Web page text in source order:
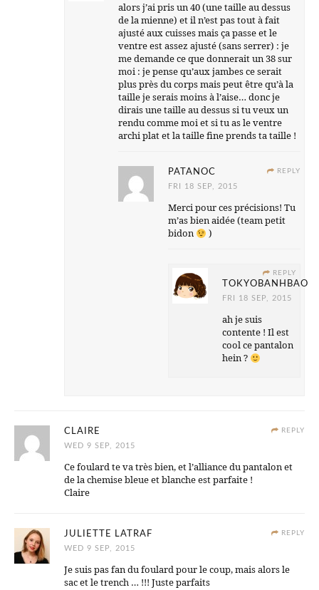
alors j’ai pris un 40 (une taille au dessus
de la mienne) et il n’est pas tout à fait
ajusté aux cuisses mais ça passe et le
ventre est assez ajusté (sans serrer) : je
me demande ce que donnerait un 38 sur
moi : je pense qu’aux jambes ce serait
plus près du corps mais peut être qu’à la
taille je serais moins à l’aise… donc je
dirais une taille au dessus si tu veux un
rendu comme moi et si tu as le ventre
archi plat et la taille fine prends ta taille !
REPLY
PATANOC
FRI 18 SEP, 2015
Merci pour ces précisions! Tu
m’as bien aidée (team petit
bidon
)
REPLY
TOKYOBANHBAO
FRI 18 SEP, 2015
ah je suis
contente ! Il est
cool ce pantalon
hein ?
REPLY
CLAIRE
WED 9 SEP, 2015
Ce foulard te va très bien, et l’alliance du pantalon et
de la chemise bleue et blanche est parfaite !
Claire
REPLY
JULIETTE LATRAF
WED 9 SEP, 2015
Je suis pas fan du foulard pour le coup, mais alors le
sac et le trench … !!! Juste parfaits